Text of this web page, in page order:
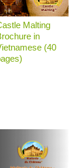
Malting
in
(40